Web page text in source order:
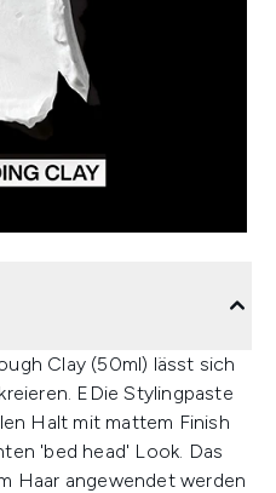
Clay (50ml) lässt sich
EDie Stylingpaste
Halt mit mattem Finish
'bed head' Look. Das
Haar angewendet werden